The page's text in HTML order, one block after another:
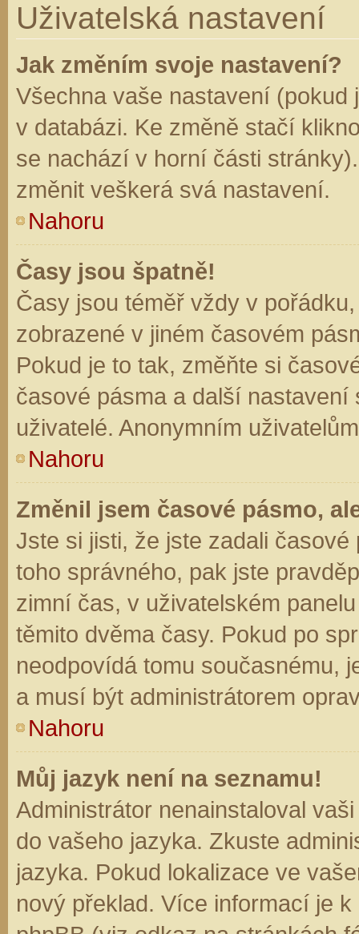
Uživatelská nastavení
Jak změním svoje nastavení?
Všechna vaše nastavení (pokud
v databázi. Ke změně stačí
se nachází v horní části
změnit veškerá svá nastavení.
Nahoru
Časy jsou špatně!
Časy jsou téměř vždy v
zobrazené v jiném časovém
Pokud je to tak, změňte si
časové pásma a další
uživatelé. Anonymním
Nahoru
Změnil jsem časové pásmo,
Jste si jisti, že jste zadali
toho správného, pak jste
zimní čas, v uživatelském
těmito dvěma časy. Pokud po
neodpovídá tomu současnému,
a musí být administrátorem
Nahoru
Můj jazyk není na seznamu!
Administrátor nenainstaloval
do vašeho jazyka. Zkuste
jazyka. Pokud lokalizace ve
nový překlad. Více informací je